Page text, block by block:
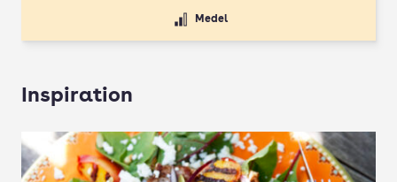
Medel
Inspiration